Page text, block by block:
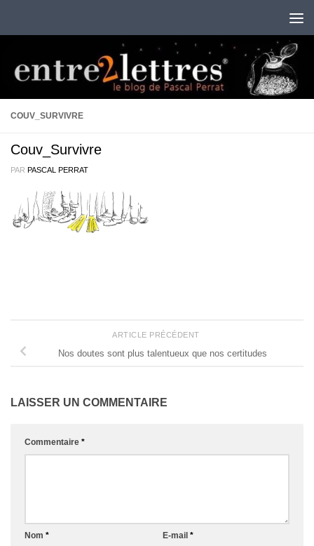
COUV_SURVIVRE
Couv_Survivre
PAR PASCAL PERRAT
ARTICLE PRÉCÉDENT
Nos doutes sont plus talentueux que nos certitudes
LAISSER UN COMMENTAIRE
Commentaire *
Nom * E-mail *